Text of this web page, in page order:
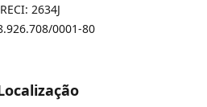
2634J
0001-80